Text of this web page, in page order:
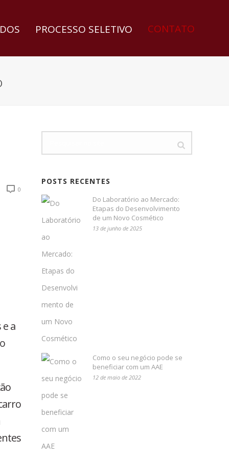
PROCESSO SELETIVO CONTATO
0
a
POSTS RECENTES
Do Laboratório ao Mercado:
Etapas do Desenvolvimento
de um Novo Cosmético
13 de junho de 2025
Como o seu negócio pode se
beneficiar com um AAE
12 de maio de 2022